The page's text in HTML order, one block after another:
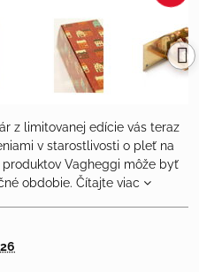
z limitovanej edície vás teraz
v starostlivosti o pleť na
Vagheggi môže byť
obdobie. Čítajte viac